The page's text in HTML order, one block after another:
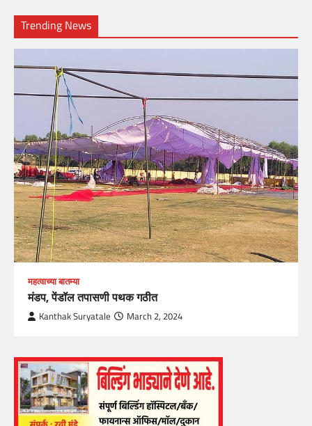
Trending News
महत्वाच्या बातम्या
मंडप, पेंडॉल तपासणी पथक गठीत
Kanthak Suryatale March 2, 2024